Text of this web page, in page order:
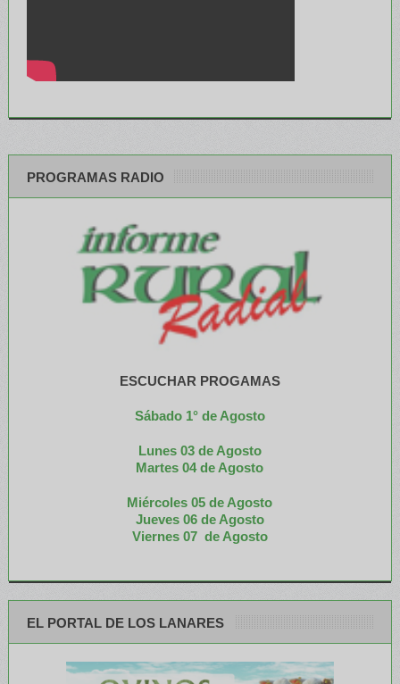
PROGRAMAS RADIO
ESCUCHAR PROGAMAS
Sábado 1° de Agosto
Lunes 03 de Agosto
Martes 04 de Agosto
Miércoles 05 de Agosto
Jueves 06 de Agosto
Viernes 07 de Agosto
EL PORTAL DE LOS LANARES